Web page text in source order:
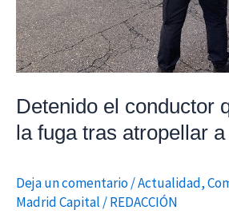
Detenido el conductor
la fuga tras atropellar
Deja un comentario/Actualidad,
Madrid Capital /REDACCIÓN
fuga
tras
atropellar
una
mujer